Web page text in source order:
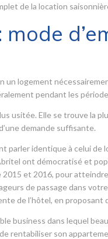
de la location
un logement
pendant les
usitée. Elle se trouve la
demande suffisante.
parler identique à celui
ont démocratisé et
et 2016, pour
de passage dans
de l’hôtel, en
business dans lequel
rentabiliser son